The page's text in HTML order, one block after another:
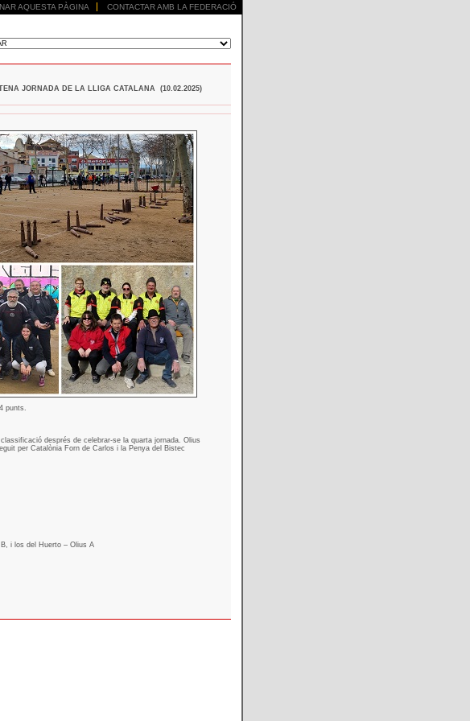
AQUESTA PÀGINA CONTACTAR AMB LA FEDERACIÓ
JORNADA DE LA LLIGA CATALANA (10.02.2025)
punts.
després de celebrar-se la quarta jornada. Olius
per Catalònia Forn de Carlos i la Penya del Bistec
i los del Huerto – Olius A